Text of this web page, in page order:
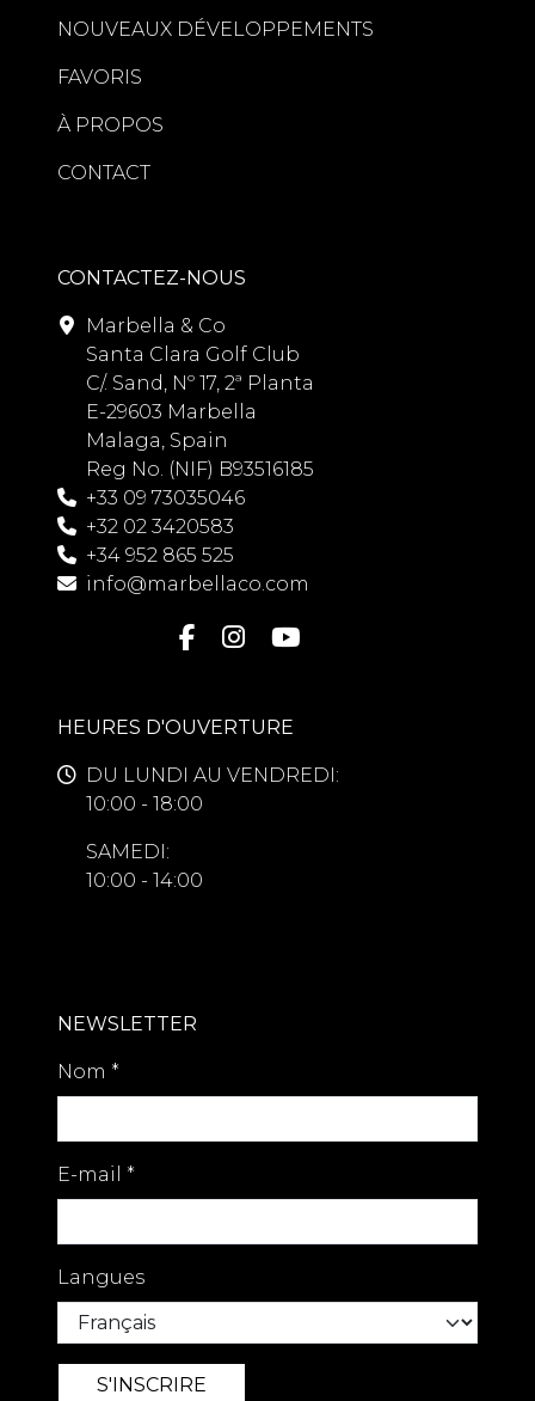
NOUVEAUX DÉVELOPPEMENTS
FAVORIS
À PROPOS
CONTACT
CONTACTEZ-NOUS
Marbella & Co
Santa Clara Golf Club
C/. Sand, Nº 17, 2ª Planta
E-29603 Marbella
Malaga, Spain
Reg No. (NIF) B93516185
+33 09 73035046
+32 02 3420583
+34 952 865 525
info@marbellaco.com
HEURES D'OUVERTURE
DU LUNDI AU VENDREDI:
10:00 - 18:00
SAMEDI:
10:00 - 14:00
NEWSLETTER
Nom *
E-mail *
Langues